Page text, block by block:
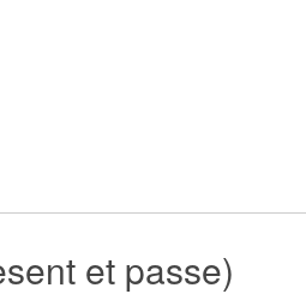
et passe)